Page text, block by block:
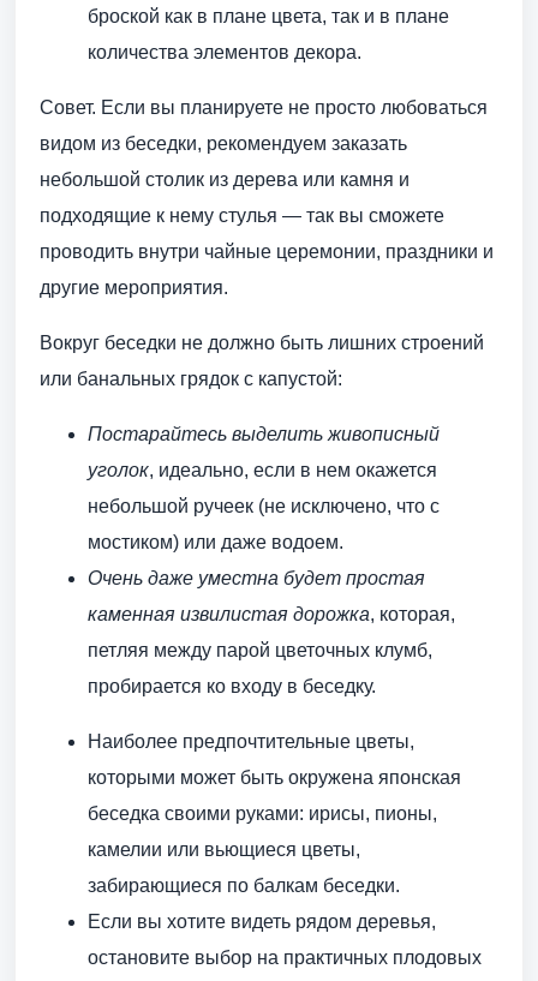
броской как в плане цвета, так и в плане
количества элементов декора.
Совет. Если вы планируете не просто любоваться
видом из беседки, рекомендуем заказать
небольшой столик из дерева или камня и
подходящие к нему стулья — так вы сможете
проводить внутри чайные церемонии, праздники и
другие мероприятия.
Вокруг беседки не должно быть лишних строений
или банальных грядок с капустой:
Постарайтесь выделить живописный
уголок, идеально, если в нем окажется
небольшой ручеек (не исключено, что с
мостиком) или даже водоем.
Очень даже уместна будет простая
каменная извилистая дорожка, которая,
петляя между парой цветочных клумб,
пробирается ко входу в беседку.
Наиболее предпочтительные цветы,
которыми может быть окружена японская
беседка своими руками: ирисы, пионы,
камелии или вьющиеся цветы,
забирающиеся по балкам беседки.
Если вы хотите видеть рядом деревья,
остановите выбор на практичных плодовых